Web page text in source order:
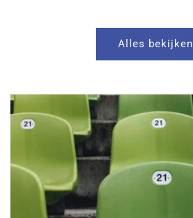
Alles bekijken